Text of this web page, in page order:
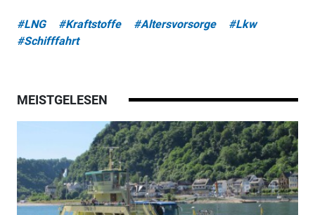
#LNG #Kraftstoffe #Altersvorsorge
#Lkw
#Schifffahrt
MEISTGELESEN